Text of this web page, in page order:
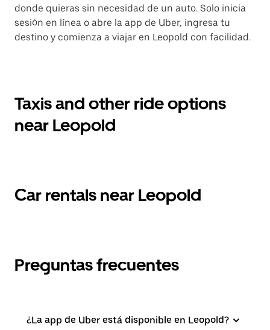
donde quieras sin necesidad de un auto. Solo inicia
sesión en línea o abre la app de Uber, ingresa tu
destino y comienza a viajar en Leopold con facilidad.
Taxis and other ride options
near Leopold
Car rentals near Leopold
Preguntas frecuentes
¿La app de Uber está disponible en Leopold?